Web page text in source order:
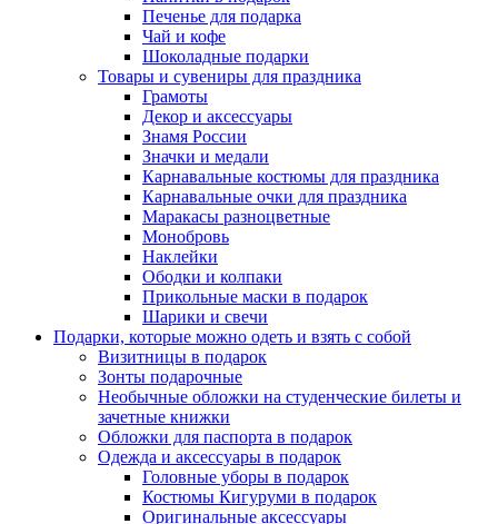
Печенье для подарка
Чай и кофе
Шоколадные подарки
Товары и сувениры для праздника
Грамоты
Декор и аксессуары
Знамя России
Значки и медали
Карнавальные костюмы для праздника
Карнавальные очки для праздника
Маракасы разноцветные
Монобровь
Наклейки
Ободки и колпаки
Прикольные маски в подарок
Шарики и свечи
Подарки, которые можно одеть и взять с собой
Визитницы в подарок
Зонты подарочные
Необычные обложки на студенческие билеты и
зачетные книжки
Обложки для паспорта в подарок
Одежда и аксессуары в подарок
Головные уборы в подарок
Костюмы Кигуруми в подарок
Оригинальные аксессуары